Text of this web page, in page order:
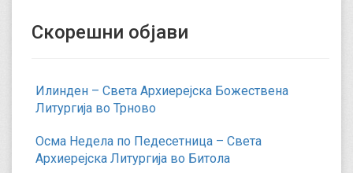
Скорешни објави
Илинден – Света Архиерејска Божествена
Литургија во Трново
Осма Недела по Педесетница – Света
Архиерејска Литургија во Битола